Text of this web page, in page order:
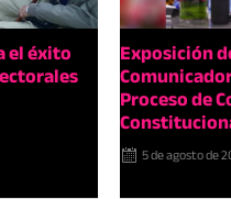
el éxito Exposición
Proceso de
5 de agosto de